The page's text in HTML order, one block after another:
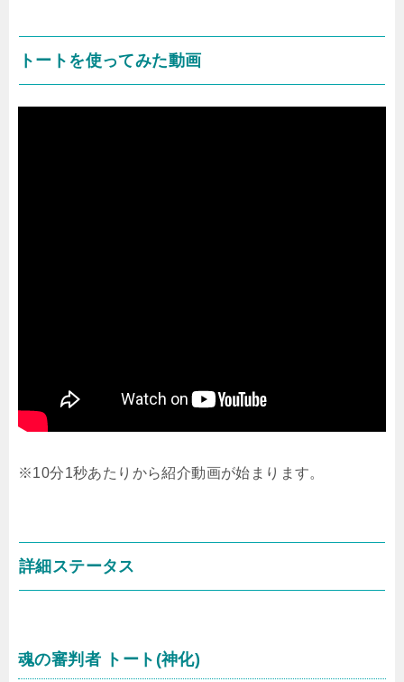
トートを使ってみた動画
※10分1秒あたりから紹介動画が始まります。
詳細ステータス
魂の審判者 トート(神化)